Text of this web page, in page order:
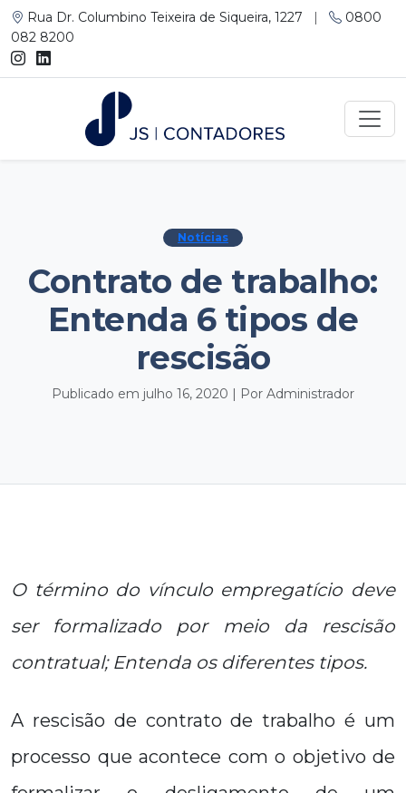
Rua Dr. Columbino Teixeira de Siqueira, 1227 |
0800
082 8200
Notícias
Contrato de trabalho:
Entenda 6 tipos de
rescisão
Publicado em julho 16, 2020 | Por Administrador
O término do vínculo empregatício deve
ser formalizado por meio da rescisão
contratual; Entenda os diferentes tipos.
A rescisão de contrato de trabalho é um
processo que acontece com o objetivo de